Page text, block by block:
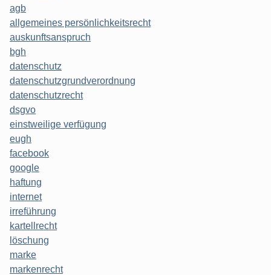
agb
allgemeines persönlichkeitsrecht
auskunftsanspruch
bgh
datenschutz
datenschutzgrundverordnung
datenschutzrecht
dsgvo
einstweilige verfügung
eugh
facebook
google
haftung
internet
irreführung
kartellrecht
löschung
marke
markenrecht